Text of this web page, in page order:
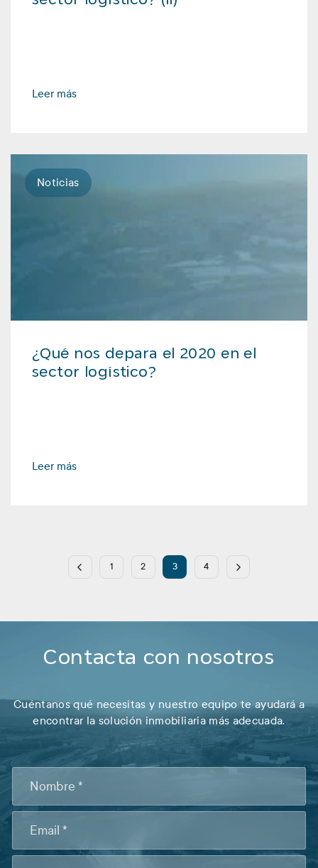
Leer más
Noticias
¿Qué nos depara el 2020 en el
sector logístico?
Leer más
1 2 3 4
Contacta con nosotros
Cuéntanos qué necesitas y nuestro equipo te ayudará a
encontrar la solución inmobiliaria más adecuada.
FOOTER